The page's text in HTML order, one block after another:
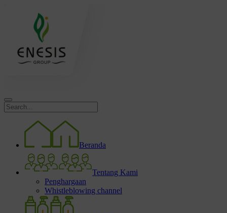
Beranda
Tentang Kami
Penghargaan
Whistleblowing channel